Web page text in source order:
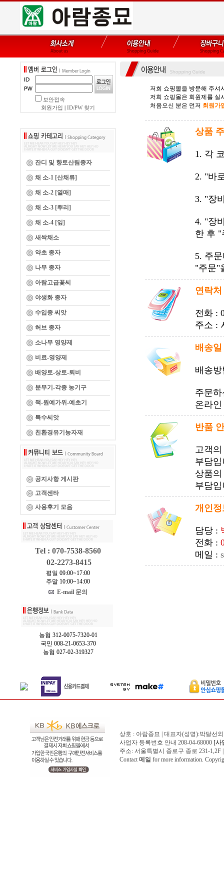
보안접속
회원가입
ID/PW 찾기
잔디 및 향토산림종자
채 소-1 [산채류]
채 소-2 [열매]
채 소-3 [뿌리]
채 소-4 [잎]
새싹채소
약초 종자
나무 종자
아람고급꽃씨
야생화 종자
수입종 씨앗
허브 종자
소나무 영양제
비료-영양제
배양토-상토-퇴비
분무기-각종 농기구
책-원예가위-예초기
특수씨앗
친환경유기농자재
공지사항 게시판
고객센타
사용후기 모음
Tel : 070-7538-8560
02-2273-8415
평일 09:00~17:00
주말 10:00~14:00
E-mail 문의
농협 312-0075-7320-01
국민 008-21-0653-370
농협 027-02-319327
저희 쇼핑몰을 방문해 주셔
저희 쇼핑몰은 회원제를 실
처음오신 분은 먼저 회원가
상품
1. 각
2. "바
3. "장
4. "장
한 후 "
5. 주
"주문"
연락처
전화 :
주소 :
배송일
배송
주문
온라
반품
고객
부담
상품
부담
개인
담당 :
전화 :
메일 :
상호 : 아람종묘 | 대표자(성명):박달선
사업자 등록번호 안내 208-04-68000 [사
주소: 서울특별시 종로구 종로 231-1,2F
Contact 메일 for more information.